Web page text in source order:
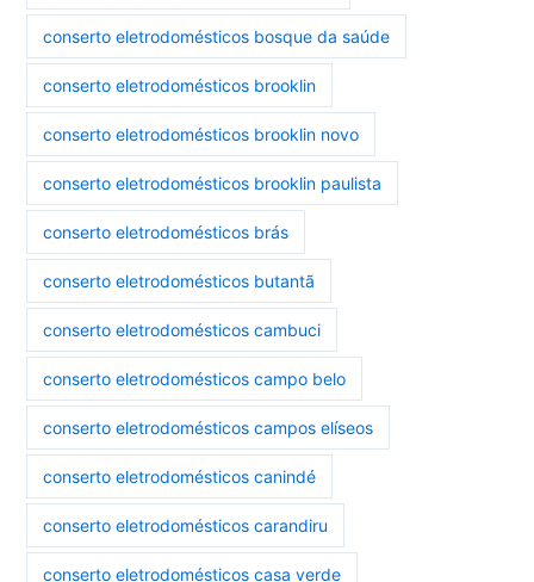
conserto eletrodomésticos bosque da saúde
conserto eletrodomésticos brooklin
conserto eletrodomésticos brooklin novo
conserto eletrodomésticos brooklin paulista
conserto eletrodomésticos brás
conserto eletrodomésticos butantã
conserto eletrodomésticos cambuci
conserto eletrodomésticos campo belo
conserto eletrodomésticos campos elíseos
conserto eletrodomésticos canindé
conserto eletrodomésticos carandiru
conserto eletrodomésticos casa verde